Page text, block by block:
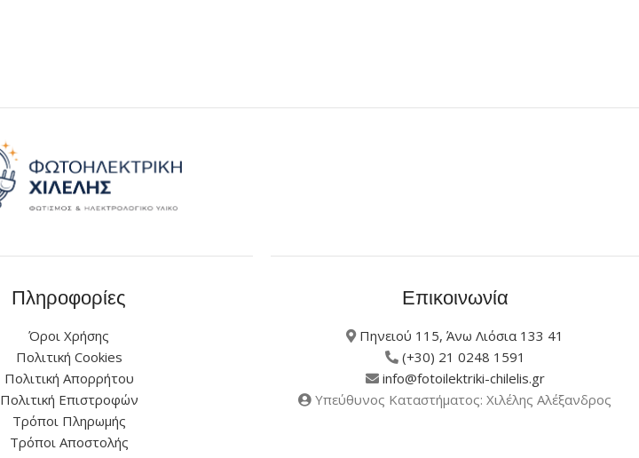
Πληροφορίες
Όροι Χρήσης
Πολιτική Cookies
Πολιτική Απορρήτου
Πολιτική Επιστροφών
Τρόποι Πληρωμής
Τρόποι Αποστολής
Επικοινωνία
Πηνειού 115, Άνω Λιόσια 133 41
(+30) 21 0248 1591
info@fotoilektriki-chilelis.gr
Υπεύθυνος Καταστήματος: Χιλέλης Αλέξανδρος